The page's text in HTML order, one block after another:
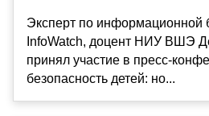
Эксперт по информационной
InfoWatch, доцент НИУ ВШЭ
принял участие в пресс-
безопасность детей: но...